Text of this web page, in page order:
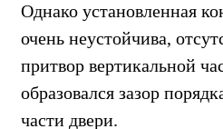
Однако установленная
очень неустойчива,
притвор вертикальной
образовался зазор
части двери.